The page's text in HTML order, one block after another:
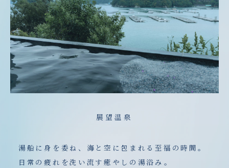
展望温泉
湯船に身を委ね、海と空に包まれる至福の時間。
日常の疲れを洗い流す癒やしの湯浴み。